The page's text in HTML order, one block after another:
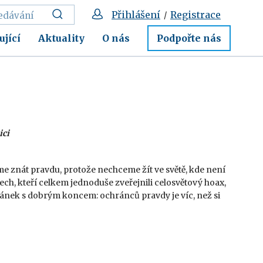
Aktuality O nás Podpořte nás
Přihlášení / Registrace
znát pravdu, protože nechceme žít ve světě, kde není
kteří celkem jednoduše zveřejnili celosvětový hoax,
s dobrým koncem: ochránců pravdy je víc, než si